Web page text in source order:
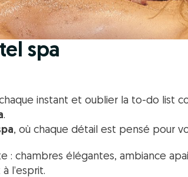
spa
instant et oublier la to-do list
.
, où chaque détail est pensé pour
: chambres élégantes, ambiance
l’esprit.